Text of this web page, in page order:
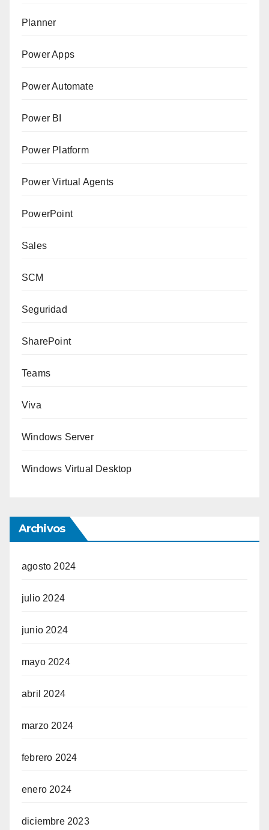
Planner
Power Apps
Power Automate
Power BI
Power Platform
Power Virtual Agents
PowerPoint
Sales
SCM
Seguridad
SharePoint
Teams
Viva
Windows Server
Windows Virtual Desktop
Archivos
agosto 2024
julio 2024
junio 2024
mayo 2024
abril 2024
marzo 2024
febrero 2024
enero 2024
diciembre 2023